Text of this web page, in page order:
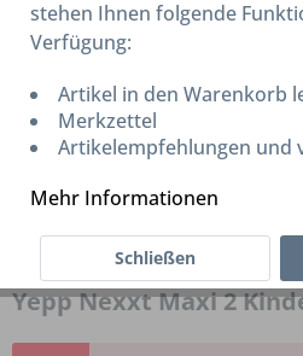
Yepp Nexxt Maxi 2
stehen Ihnen folgende
Verfügung:
Artikel in den Warenkorb
Merkzettel
Artikelempfehlungen und
Mehr Informationen
Schließen